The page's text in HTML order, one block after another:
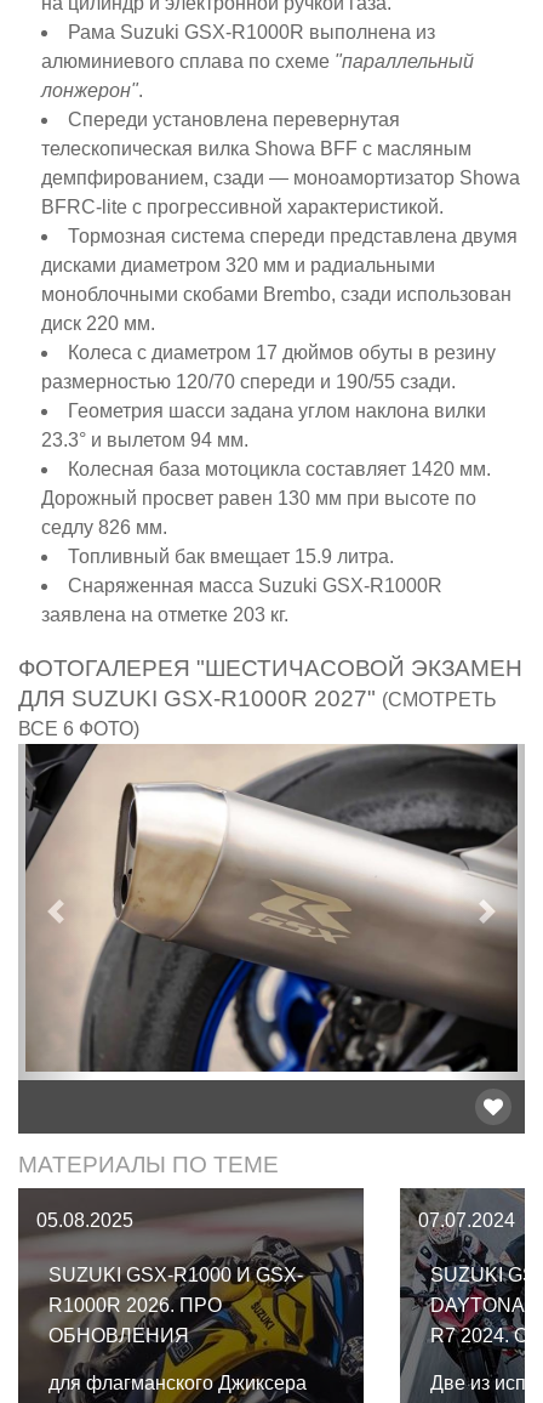
Рама Suzuki GSX-R1000R выполнена из
алюминиевого сплава по схеме "параллельный
лонжерон".
Спереди установлена перевернутая
телескопическая вилка Showa BFF с масляным
демпфированием, сзади — моноамортизатор Showa
BFRC-lite с прогрессивной характеристикой.
Тормозная система спереди представлена двумя
дисками диаметром 320 мм и радиальными
моноблочными скобами Brembo, сзади использован
диск 220 мм.
Колеса с диаметром 17 дюймов обуты в резину
размерностью 120/70 спереди и 190/55 сзади.
Геометрия шасси задана углом наклона вилки
23.3° и вылетом 94 мм.
Колесная база мотоцикла составляет 1420 мм.
Дорожный просвет равен 130 мм при высоте по
седлу 826 мм.
Топливный бак вмещает 15.9 литра.
Снаряженная масса Suzuki GSX-R1000R
заявлена на отметке 203 кг.
ФОТОГАЛЕРЕЯ "ШЕСТИЧАСОВОЙ ЭКЗАМЕН
ДЛЯ SUZUKI GSX-R1000R 2027" (СМОТРЕТЬ
ВСЕ 6 ФОТО)
Предыдущий
МАТЕРИАЛЫ ПО ТЕМЕ
05.08.2025
SUZUKI GSX-R1000 И GSX-
R1000R 2026. ПРО
ОБНОВЛЕНИЯ
для флагманского Джиксера
07.07.2024
SUZUKI
DAYTONA
R7 2024.
Две из